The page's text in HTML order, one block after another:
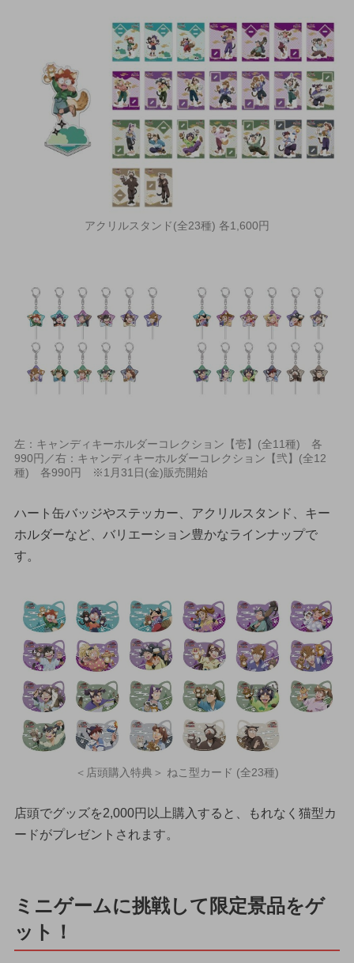
アクリルスタンド(全23種) 各1,600円
左：キャンディキーホルダーコレクション【壱】(全11種) 各
990円／右：キャンディキーホルダーコレクション【弐】(全12
種) 各990円 ※1月31日(金)販売開始
ハート缶バッジやステッカー、アクリルスタンド、キー
ホルダーなど、バリエーション豊かなラインナップで
す。
＜店頭購入特典＞ ねこ型カード (全23種)
店頭でグッズを2,000円以上購入すると、もれなく猫型カ
ードがプレゼントされます。
ミニゲームに挑戦して限定景品をゲ
ット！